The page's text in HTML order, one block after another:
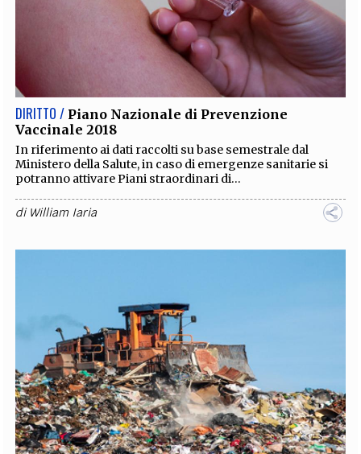
DIRITTO / Piano Nazionale di Prevenzione
Vaccinale 2018
In riferimento ai dati raccolti su base semestrale dal
Ministero della Salute, in caso di emergenze sanitarie si
potranno attivare Piani straordinari di...
di William Iaria